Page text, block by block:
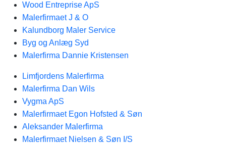
Wood Entreprise ApS
Malerfirmaet J & O
Kalundborg Maler Service
Byg og Anlæg Syd​
Malerfirma Dannie Kristensen
Limfjordens Malerfirma
Malerfirma Dan Wils
Vygma ApS
Malerfirmaet Egon Hofsted & Søn
Aleksander Malerfirma
Malerfirmaet Nielsen & Søn I/S